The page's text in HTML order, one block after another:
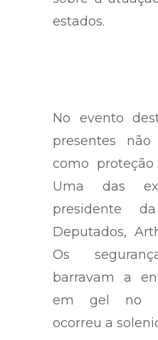
sobre a
No evento
presentes não
como
Uma das
presidente
Deputados,
Os
barravam a
em gel no